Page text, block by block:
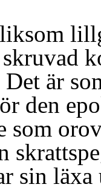
är
den
som
sin